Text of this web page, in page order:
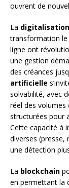
ouvrent de
La digitalisation
transformation le
ligne ont
une gestion
des créances
artificielle
solvabilité, avec
réel des volumes
structurées pour
Cette capacité à
diverses (presse,
une détection
La blockchain
en permettant la